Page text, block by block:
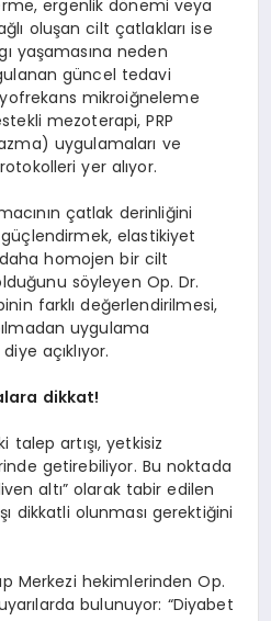
ergenlik dönemi veya
oluşan cilt çatlakları ise
yaşamasına neden
güncel tedavi
mikroiğneleme
mezoterapi, PRP
uygulamaları ve
yer alıyor.
çatlak derinliğini
elastikiyet
homojen bir cilt
söyleyen Op. Dr.
farklı değerlendirilmesi,
uygulama
açıklıyor.
dikkat!
talep artışı, yetkisiz
getirebiliyor. Bu noktada
altı” olarak tabir edilen
dikkatli olunması gerektiğini
Merkezi hekimlerinden Op.
bulunuyor: “Diyabet